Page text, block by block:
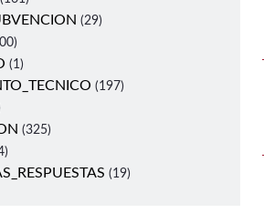
(29)
(1)
(197)
(325)
(19)